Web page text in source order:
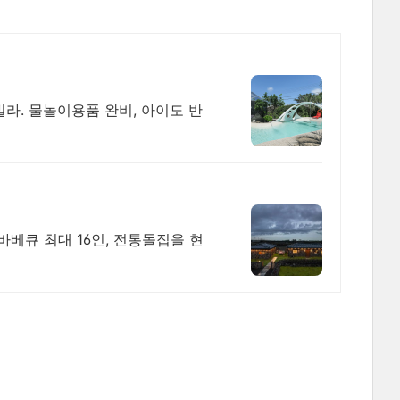
. 물놀이용품 완비, 아이도 반
베큐 최대 16인, 전통돌집을 현